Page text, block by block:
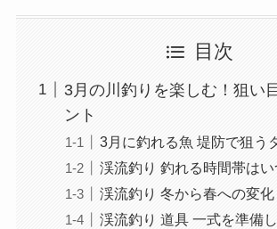
目次
3月の川釣りを楽しむ！狙い
ント
3月に釣れる魚 堤防で狙う
渓流釣り 釣れる時間帯はい
渓流釣り 冬から春への変化
渓流釣り 道具 一式を準備